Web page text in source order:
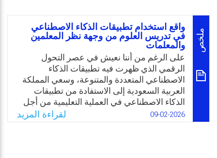
ملخص
واقع استخدام تطبيقات الذكاء الاصطناعي
في تدريس العلوم من وجهة نظر المعلمين
والمعلمات
على الرغم من أننا نعيش في عصر التحول
الرقمي الذي ظهرت فيه تطبيقات الذكاء
الاصطناعي المتعددة والمتنوعة، وسعي المملكة
العربية السعودية إلى الاستفادة من تطبيقات
الذكاء الاصطناعي في العملية التعليمية من أجل
تحقيق رؤية 2030، فإن نتائج الدراسات السابقة
أشارت إلى نقص مستوى وعي المعلمين في
09-02-2026 لقراءة المزيد